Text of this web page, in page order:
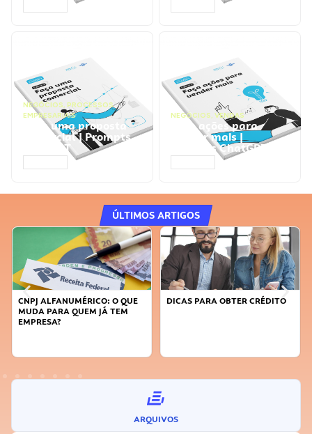
NEGÓCIOS, PROCESSOS
EMPRESARIAIS
Faça uma proposta
comercial | Prompts
ChatGPT
NEGÓCIOS, VENDAS
Faça ações para
vender mais |
Prompts ChatGPT
ÚLTIMOS ARTIGOS
CNPJ ALFANUMÉRICO: O QUE
MUDA PARA QUEM JÁ TEM
EMPRESA?
DICAS PARA OBTER CRÉDITO
ARQUIVOS